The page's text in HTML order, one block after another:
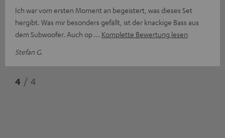
Ich war vom ersten Moment an begeistert, was dieses Set
hergibt. Was mir besonders gefällt, ist der knackige Bass aus
dem Subwoofer. Auch op
Komplette Bewertung lesen
Stefan G.
4 / 4